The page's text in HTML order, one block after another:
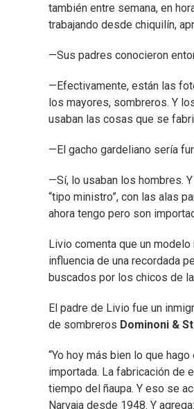
también entre semana, en
trabajando desde chiquilín,
—Sus padres conocieron
—Efectivamente, están las
los mayores, sombreros. Y
usaban las cosas que se
—El gacho gardeliano sería
—Sí, lo usaban los hombres.
“tipo ministro”, con las alas
ahora tengo pero son
Livio comenta que un
influencia de una recordada
buscados por los chicos de
El padre de Livio fue un
de sombreros Dominoni &
“Yo hoy más bien lo que
importada. La fabricación de
tiempo del ñaupa. Y eso se
Narvaja desde 1948. Y